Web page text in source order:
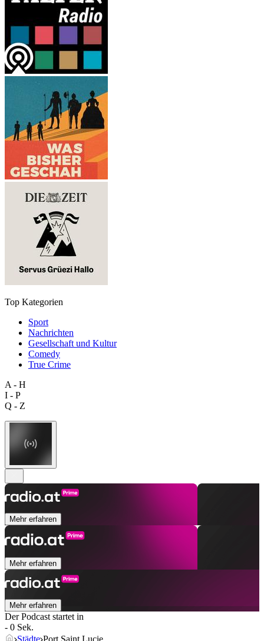
Top Kategorien
Sport
Nachrichten
Gesellschaft und Kultur
Comedy
True Crime
A - H
I - P
Q - Z
Mehr erfahren
Mehr erfahren
Mehr erfahren
Der Podcast startet in
- 0 Sek.